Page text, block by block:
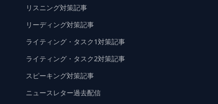
リスニング対策記事
リーディング対策記事
ライティング・タスク1対策記事
ライティング・タスク2対策記事
スピーキング対策記事
ニュースレター過去配信